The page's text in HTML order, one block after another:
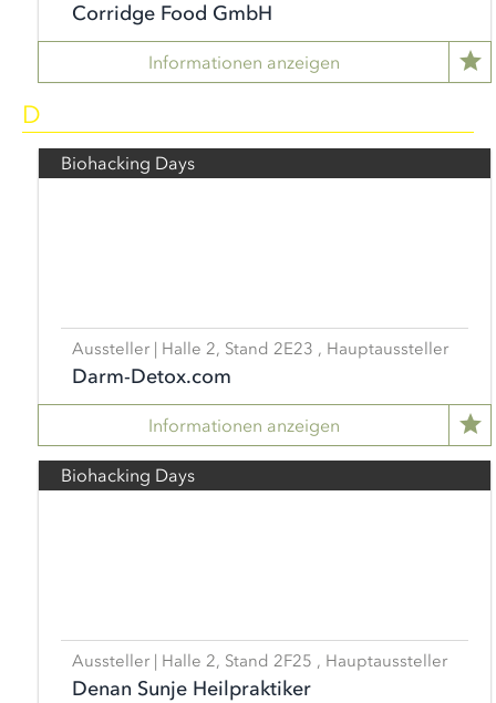
Corridge Food GmbH
Informationen anzeigen
D
Biohacking Days
Aussteller | Halle 2, Stand 2E23 , Hauptaussteller
Darm-Detox.com
Informationen anzeigen
Biohacking Days
Aussteller | Halle 2, Stand 2F25 , Hauptaussteller
Denan Sunje Heilpraktiker